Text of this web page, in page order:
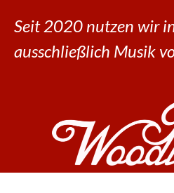
Seit 2020 nutzen wir
ausschließlich Musik